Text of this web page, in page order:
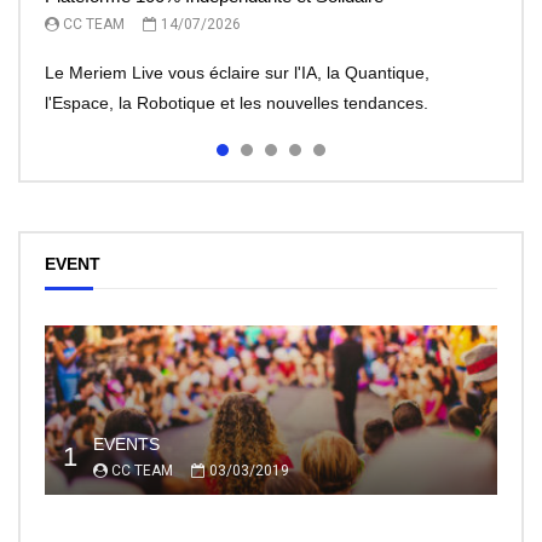
CC TEAM 14/07/2026
Le Meriem Live vous éclaire sur l'IA, la Quantique,
l'Espace, la Robotique et les nouvelles tendances.
CC TEAM 13/07/2026
CC TEAM 07/07/2026
EVENT
1 EVENTS
CC TEAM 03/03/2019